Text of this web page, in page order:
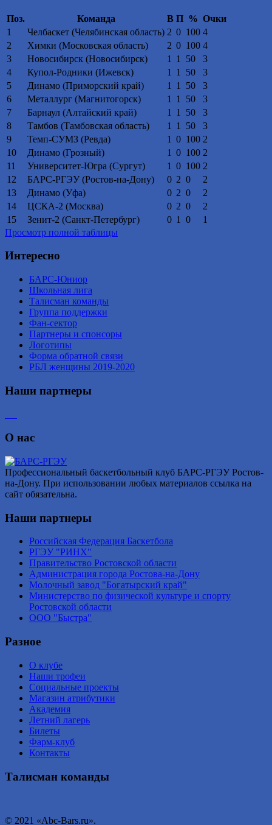
Поз. Команда В П % Очки
1
Челбаскет (Челябинская область) 2 0 100 4
2
Химки (Московская область) 2 0 100 4
3
Новосибирск (Новосибирск) 1 1 50
3
4
Купол-Родники (Ижевск) 1 1 50
3
5
Динамо (Приморский край) 1 1 50
3
6
Металлург (Магнитогорск) 1 1 50
3
7
Барнаул (Алтайский край) 1 1 50
3
8
Тамбов (Тамбовская область) 1 1 50
3
9
Темп-СУМЗ (Ревда) 1 0 100 2
10
Динамо (Грозный) 1 0 100 2
11
Университет-Югра (Сургут) 1 0 100 2
12
БАРС-РГЭУ (Ростов-на-Дону) 0 2 0
2
13
Динамо (Уфа) 0 2 0
2
14
ЦСКА-2 (Москва) 0 2 0
2
15
Зенит-2 (Санкт-Петербург) 0 1 0
1
Просмотр полной таблицы
Интересно
БАРС-Юниор
Школьная лига
Талисман команды
Группа поддержки
Фан-сектор
Партнеры и спонсоры
Логотипы
Форма обратной связи
РБЛ женщины 2019-2020
Наши партнеры
О нас
Профессиональный баскетбольный клуб БАРС-РГЭУ Ростов-
на-Дону. При использовании любых материалов ссылка на
сайт обязательна.
Наши партнеры
Российская Федерация Баскетбола
РГЭУ "РИНХ"
Правительство Ростовской области
Администрация города Ростова-на-Дону
Молочный завод "Богатырский край"
Министерство по физической культуре и спорту
Ростовской области
ООО "Быстра"
Разное
О клубе
Наши трофеи
Социальные проекты
Магазин атрибутики
Академия
Летний лагерь
Билеты
Фарм-клуб
Контакты
Талисман команды
© 2021 «Abc-Bars.ru».